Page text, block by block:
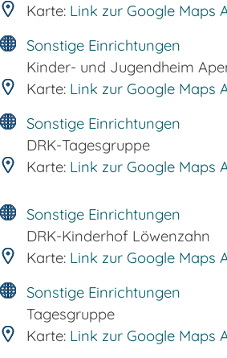
Karte: Link zur Google Maps
Sonstige Einrichtungen
Kinder- und Jugendheim
Karte: Link zur Google Maps
Sonstige Einrichtungen
DRK-Tagesgruppe
Karte: Link zur Google Maps
Sonstige Einrichtungen
DRK-Kinderhof Löwenzahn
Karte: Link zur Google Maps
Sonstige Einrichtungen
Tagesgruppe
Karte: Link zur Google Maps